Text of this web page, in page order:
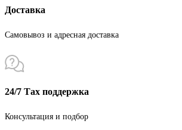
Доставка
Самовывоз и адресная доставка
24/7 Тах поддержка
Консультация и подбор